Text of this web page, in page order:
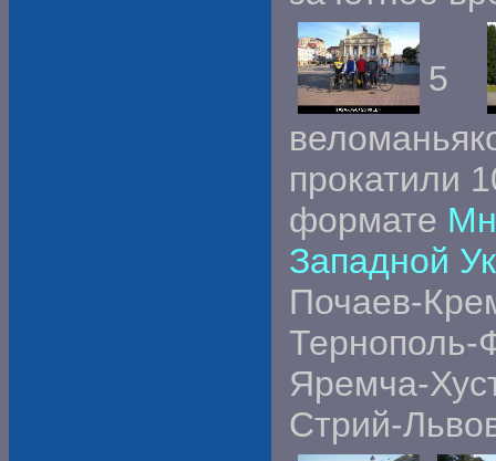
5
прокатили
формате
Западной
Почаев-
Тернополь-
Яремча-
Стрий-